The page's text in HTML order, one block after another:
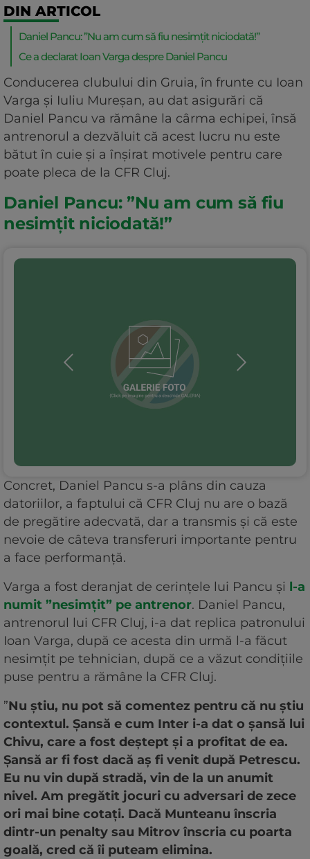
DIN ARTICOL
Daniel Pancu: ”Nu am cum să fiu nesimțit niciodată!”
Ce a declarat Ioan Varga despre Daniel Pancu
Conducerea clubului din Gruia, în frunte cu Ioan
Varga și Iuliu Mureșan, au dat asigurări că
Daniel Pancu va rămâne la cârma echipei, însă
antrenorul a dezvăluit că acest lucru nu este
bătut în cuie și a înșirat motivele pentru care
poate pleca de la CFR Cluj.
Daniel Pancu: ”Nu am cum să fiu
nesimțit niciodată!”
Concret, Daniel Pancu s-a plâns din cauza
datoriilor, a faptului că CFR Cluj nu are o bază
de pregătire adecvată, dar a transmis și că este
nevoie de câteva transferuri importante pentru
a face performanță.
Varga a fost deranjat de cerințele lui Pancu și l-a
numit ”nesimțit” pe antrenor. Daniel Pancu,
antrenorul lui CFR Cluj, i-a dat replica patronului
Ioan Varga, după ce acesta din urmă l-a făcut
nesimțit pe tehnician, după ce a văzut condițiile
puse pentru a rămâne la CFR Cluj.
”Nu știu, nu pot să comentez pentru că nu știu
contextul. Șansă e cum Inter i-a dat o șansă lui
Chivu, care a fost deștept și a profitat de ea.
Șansă ar fi fost dacă aș fi venit după Petrescu.
Eu nu vin după stradă, vin de la un anumit
nivel. Am pregătit jocuri cu adversari de zece
ori mai bine cotați. Dacă Munteanu înscria
dintr-un penalty sau Mitrov înscria cu poarta
goală, cred că îi puteam elimina.